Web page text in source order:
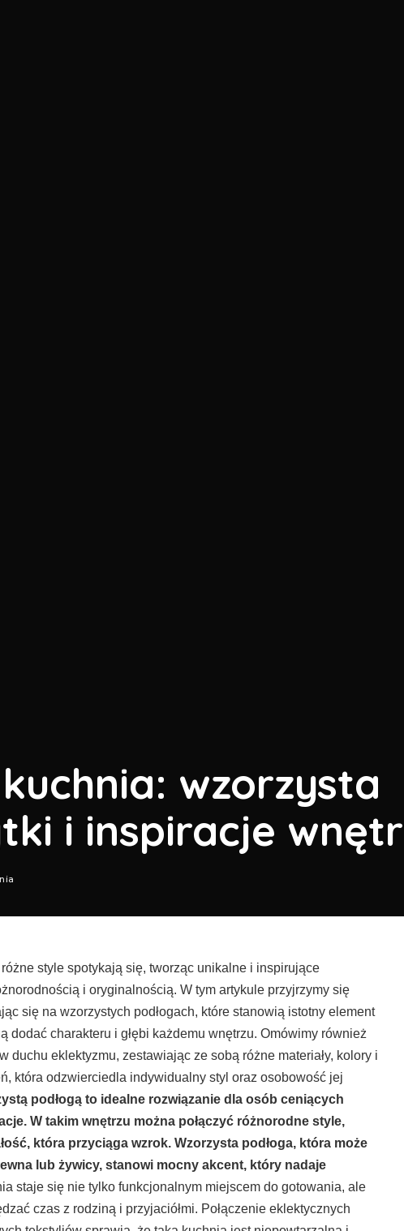
wzorzysta
i inspiracje
style spotykają się, tworząc unikalne i inspirujące
i oryginalnością. W tym artykule przyjrzymy się
się na wzorzystych podłogach, które stanowią istotny element
dodać charakteru i głębi każdemu wnętrzu. Omówimy również
duchu eklektyzmu, zestawiając ze sobą różne materiały, kolory i
która odzwierciedla indywidualny styl oraz osobowość jej
podłogą to idealne rozwiązanie dla osób ceniących
W takim wnętrzu można połączyć różnorodne style,
która przyciąga wzrok. Wzorzysta podłoga, która może
lub żywicy, stanowi mocny akcent, który nadaje
staje się nie tylko funkcjonalnym miejscem do gotowania, ale
czas z rodziną i przyjaciółmi. Połączenie eklektycznych